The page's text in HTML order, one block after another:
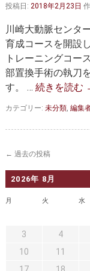
投稿日: 2018年2月23日
川崎大動脈センタ
育成コースを開設
トレーニングコー
部置換手術の執刀
す。 … 続きを読む
カテゴリー: 未分類, 編集
← 過去の投稿
2026年 8月
月 火 水
3
4
10
11